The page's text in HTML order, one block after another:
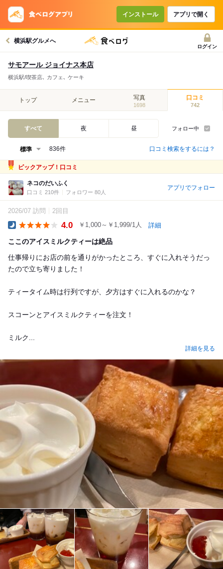
インストール アプリで開く
横浜駅グルメへ
ログイン
サモアール ジョイナス本店
横浜駅/喫茶店､ カフェ､ ケーキ
トップ メニュー 写真
1698
口コミ
742
すべて 夜 昼 フォロー中
836件 口コミ検索をするには？
ピックアップ！口コミ
ネコのだいふく
口コミ 210件 フォロワー 80人
アプリでフォロー
2026/07 訪問 2回目
4.0 ￥1,000～￥1,999/1人 詳細
ここのアイスミルクティーは絶品
仕事帰りにお店の前を通りがかったところ、すぐに入れそうだっ
たので立ち寄りました！
ティータイム時は行列ですが、夕方はすぐに入れるのかな？
スコーンとアイスミルクティーを注文！
ミルク...
詳細を見る